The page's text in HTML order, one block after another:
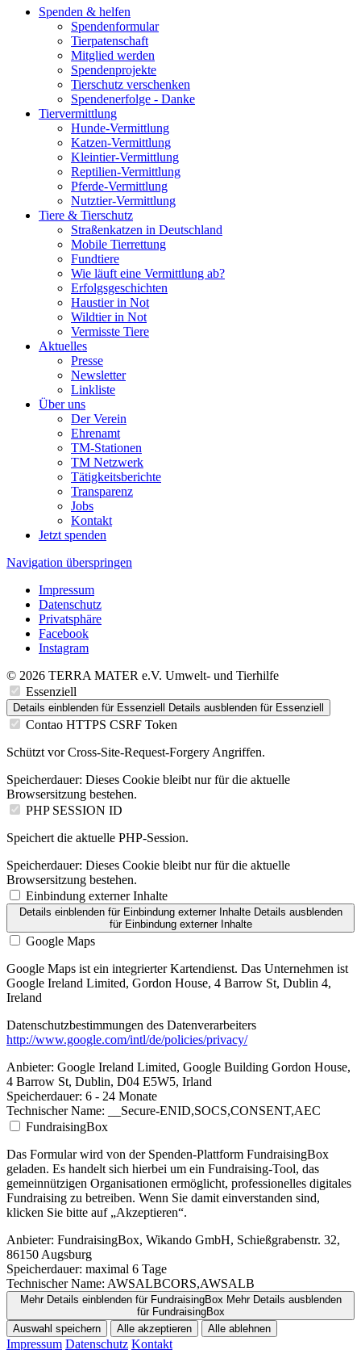
Spenden & helfen
Spendenformular
Tierpatenschaft
Mitglied werden
Spendenprojekte
Tierschutz verschenken
Spendenerfolge - Danke
Tiervermittlung
Hunde-Vermittlung
Katzen-Vermittlung
Kleintier-Vermittlung
Reptilien-Vermittlung
Pferde-Vermittlung
Nutztier-Vermittlung
Tiere & Tierschutz
Straßenkatzen in Deutschland
Mobile Tierrettung
Fundtiere
Wie läuft eine Vermittlung ab?
Erfolgsgeschichten
Haustier in Not
Wildtier in Not
Vermisste Tiere
Aktuelles
Presse
Newsletter
Linkliste
Über uns
Der Verein
Ehrenamt
TM-Stationen
TM Netzwerk
Tätigkeitsberichte
Transparenz
Jobs
Kontakt
Jetzt spenden
Navigation überspringen
Impressum
Datenschutz
Privatsphäre
Facebook
Instagram
© 2026 TERRA MATER e.V. Umwelt- und Tierhilfe
Essenziell
Details einblenden für Essenziell Details ausblenden für Essenziell
Contao HTTPS CSRF Token
Schützt vor Cross-Site-Request-Forgery Angriffen.
Speicherdauer: Dieses Cookie bleibt nur für die aktuelle
Browsersitzung bestehen.
PHP SESSION ID
Speichert die aktuelle PHP-Session.
Speicherdauer: Dieses Cookie bleibt nur für die aktuelle
Browsersitzung bestehen.
Einbindung externer Inhalte
Details einblendenfür Einbindung externer Inhalte Details ausblenden
für Einbindung externer Inhalte
Google Maps
Google Maps ist ein integrierter Kartendienst. Das Unternehmen ist
Google Ireland Limited, Gordon House, 4 Barrow St, Dublin 4,
Ireland
Datenschutzbestimmungen des Datenverarbeiters
http://www.google.com/intl/de/policies/privacy/
Anbieter: Google Ireland Limited, Google Building Gordon House,
4 Barrow St, Dublin, D04 E5W5, Irland
Speicherdauer: 6 - 24 Monate
Technischer Name: __Secure-ENID,SOCS,CONSENT,AEC
FundraisingBox
Das Formular wird von der Spenden-Plattform FundraisingBox
geladen. Es handelt sich hierbei um ein Fundraising-Tool, das
gemeinnützigen Organisationen ermöglicht, professionelles digitales
Fundraising zu betreiben. Wenn Sie damit einverstanden sind,
klicken Sie bitte auf „Akzeptieren“.
Anbieter: FundraisingBox, Wikando GmbH, Schießgrabenstr. 32,
86150 Augsburg
Speicherdauer: maximal 6 Tage
Technischer Name: AWSALBCORS,AWSALB
Mehr Details einblendenfür FundraisingBox Mehr Details ausblenden
für FundraisingBox
Auswahl speichern
Alle akzeptieren Alle ablehnen
Impressum Datenschutz Kontakt